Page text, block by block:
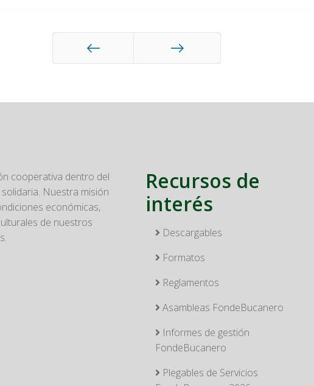
cooperativa dentro del
Nuestra misión
económicas,
de nuestros
Recursos de
interés
Descargables
Formatos
Reglamentos
Asambleas FondeBucanero
Informes de gestión
FondeBucanero
Plegables de Servicios